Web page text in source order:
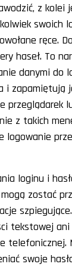
z kolei
swoich
ręce.
haseł. To
danymi do
i zapamiętują
przeglądarek
z takich
logowanie
loginu i
zostać
tekstowej
telefonicznej.
swoje